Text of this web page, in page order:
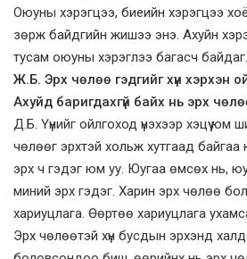
Оюуны хэрэгцээ, биеийн хэрэгцээ
зөрж байдгийн жишээ энэ. Ахуйн
тусам оюуны хэрэглээ багасч байдаг.
Ж.Б. Эрх чөлөө гэдгийг хүн хэрхэн
Ахуйд баригдахгүй байх нь эрх
Д.Б. Үүнийг ойлгоход үнэхээр хэцүү юм
чөлөөг эрхтэй хольж хутгаад
эрх ч гэдэг юм уу. Юугаа өмсөх нь,
миний эрх гэдэг. Харин эрх чөлөө
хариуцлага. Өөртөө хариуцлага
Эрх чөлөөтэй хүн бусдын эрхэнд